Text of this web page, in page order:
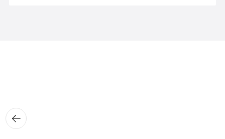
뒤로가
기